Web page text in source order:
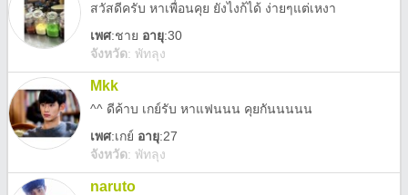
สวัสดีครับ หาเพื่อนคุย ยังไงก้ได้ ง่ายๆแต่เหงา
เพศ:ชาย อายุ:30
จังหวัด: พัทลุง
Mkk
^^ ดีค้าบ เกย์รับ หาแฟนนน คุยกันนนนน
เพศ:เกย์ อายุ:27
จังหวัด: พัทลุง
naruto